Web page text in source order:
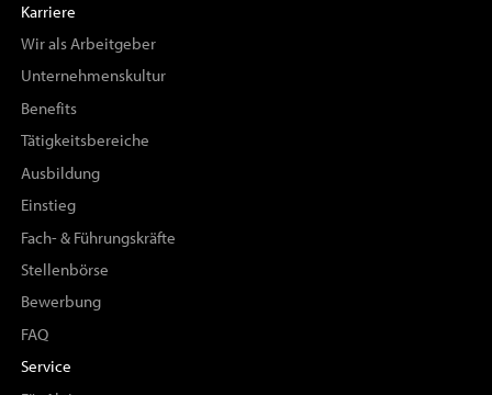
Karriere
Wir als Arbeitgeber
Unternehmenskultur
Benefits
Tätigkeitsbereiche
Ausbildung
Einstieg
Fach- & Führungskräfte
Stellenbörse
Bewerbung
FAQ
Service